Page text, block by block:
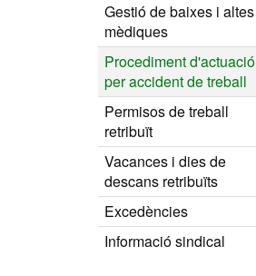
Gestió de baixes i altes
mèdiques
Procediment d'actuació
per accident de treball
Permisos de treball
retribuït
Vacances i dies de
descans retribuïts
Excedències
Informació sindical